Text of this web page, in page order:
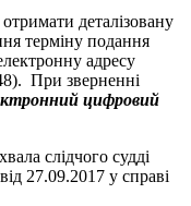
деталізовану
терміну подання
адресу
При зверненні
цифровий
слідчого судді
27.09.2017 у справі